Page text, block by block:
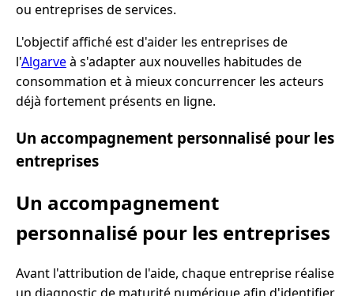
ou entreprises de services.
L'objectif affiché est d'aider les entreprises de
l'Algarveà s'adapter aux nouvelles habitudes de
consommation et à mieux concurrencer les acteurs
déjà fortement présents en ligne.
Un accompagnement personnalisé pour les
entreprises
Un accompagnement
personnalisé pour les entreprises
Avant l'attribution de l'aide, chaque entreprise réalise